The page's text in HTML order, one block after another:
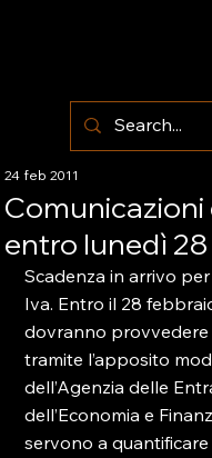
Comunicazioni
entro lunedì
24 feb 2011
Scadenza in arrivo
Iva. Entro il 28
dovranno provvedere
tramite l’apposito
dell’Agenzia delle
dell’Economia e
servono a